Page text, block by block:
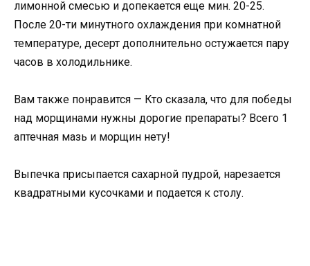
лимонной смесью и допекается еще мин. 20-25.
После 20-ти минутного охлаждения при комнатной
температуре, десерт дополнительно остужается пару
часов в холодильнике.
Вам также понравится — Кто сказала, что для победы
над морщинами нужны дорогие препараты? Всего 1
аптечная мазь и морщин нету!
Выпечка присыпается сахарной пудрой, нарезается
квадратными кусочками и подается к столу.